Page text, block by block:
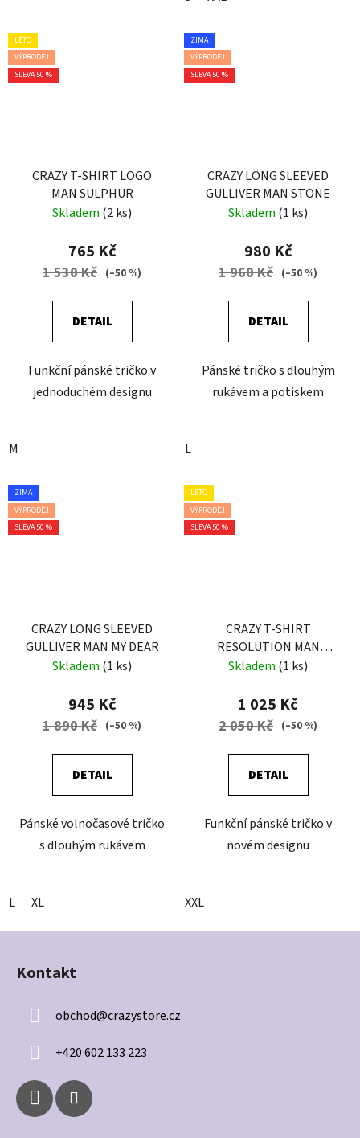
LÉTO
VÝPRODEJ
SLEVA 50 %
CRAZY T-SHIRT LOGO
MAN SULPHUR
Skladem (2 ks)
765 Kč
1 530 Kč (–50 %)
DETAIL
Funkční pánské tričko v
jednoduchém designu
M
ZIMA
VÝPRODEJ
SLEVA 50 %
CRAZY LONG SLEEVED
GULLIVER MAN STONE
Skladem (1 ks)
980 Kč
1 960 Kč (–50 %)
DETAIL
Pánské tričko s dlouhým
rukávem a potiskem
L
ZIMA
VÝPRODEJ
SLEVA 50 %
CRAZY LONG SLEEVED
GULLIVER MAN MY DEAR
Skladem (1 ks)
945 Kč
1 890 Kč (–50 %)
DETAIL
Pánské volnočasové tričko
s dlouhým rukávem
L XL
LÉTO
VÝPRODEJ
SLEVA 50 %
CRAZY T-SHIRT
RESOLUTION MAN
RESINA-AVIO
Skladem (1 ks)
1 025 Kč
2 050 Kč (–50 %)
DETAIL
Funkční pánské tričko v
novém designu
XXL
Z
Kontakt
obchod@crazystore.cz
+420 602 133 223